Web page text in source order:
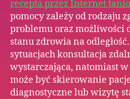
recepta przez Internet tanio
pomocy zależy od rodzaju
problemu oraz możliwości
stanu zdrowia na
sytuacjach konsultacja
wystarczająca, natomiast
może być skierowanie
diagnostyczne lub wizytę